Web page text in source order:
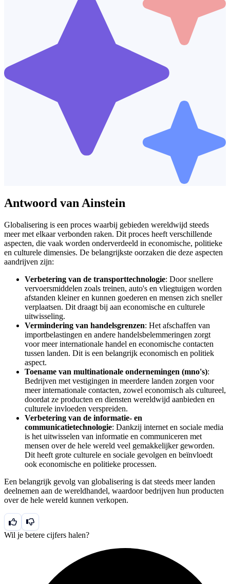
Antwoord van Ainstein
Globalisering is een proces waarbij gebieden wereldwijd steeds
meer met elkaar verbonden raken. Dit proces heeft verschillende
aspecten, die vaak worden onderverdeeld in economische, politieke
en culturele dimensies. De belangrijkste oorzaken die deze aspecten
aandrijven zijn:
Verbetering van de transporttechnologie: Door snellere
vervoersmiddelen zoals treinen, auto's en vliegtuigen worden
afstanden kleiner en kunnen goederen en mensen zich sneller
verplaatsen. Dit draagt bij aan economische en culturele
uitwisseling.
Vermindering van handelsgrenzen: Het afschaffen van
importbelastingen en andere handelsbelemmeringen zorgt
voor meer internationale handel en economische contacten
tussen landen. Dit is een belangrijk economisch en politiek
aspect.
Toename van multinationale ondernemingen (mno's):
Bedrijven met vestigingen in meerdere landen zorgen voor
meer internationale contacten, zowel economisch als cultureel,
doordat ze producten en diensten wereldwijd aanbieden en
culturele invloeden verspreiden.
Verbetering van de informatie- en
communicatietechnologie: Dankzij internet en sociale media
is het uitwisselen van informatie en communiceren met
mensen over de hele wereld veel gemakkelijker geworden.
Dit heeft grote culturele en sociale gevolgen en beïnvloedt
ook economische en politieke processen.
Een belangrijk gevolg van globalisering is dat steeds meer landen
deelnemen aan de wereldhandel, waardoor bedrijven hun producten
over de hele wereld kunnen verkopen.
Wil je betere cijfers halen?